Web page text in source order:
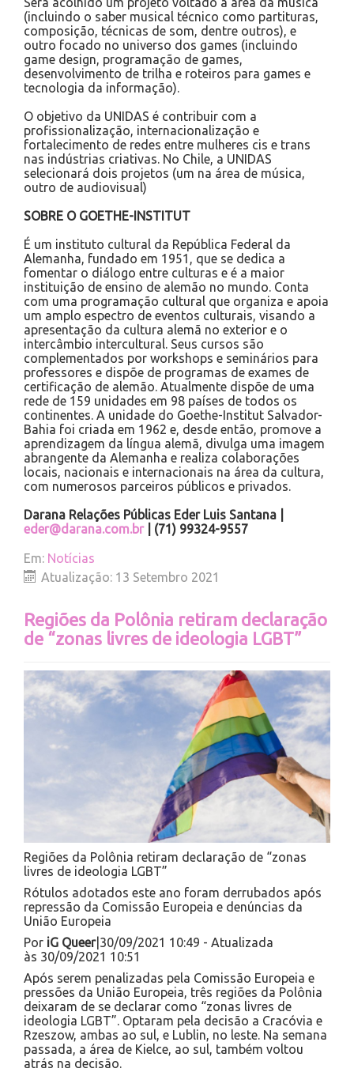
(incluindo o saber musical técnico como partituras,
composição, técnicas de som, dentre outros), e
outro focado no universo dos games (incluindo
game design, programação de games,
desenvolvimento de trilha e roteiros para games e
tecnologia da informação).
O objetivo da UNIDAS é contribuir com a
profissionalização, internacionalização e
fortalecimento de redes entre mulheres cis e trans
nas indústrias criativas. No Chile, a UNIDAS
selecionará dois projetos (um na área de música,
outro de audiovisual)
SOBRE O GOETHE-INSTITUT
É um instituto cultural da República Federal da
Alemanha, fundado em 1951, que se dedica a
fomentar o diálogo entre culturas e é a maior
instituição de ensino de alemão no mundo. Conta
com uma programação cultural que organiza e apoia
um amplo espectro de eventos culturais, visando a
apresentação da cultura alemã no exterior e o
intercâmbio intercultural. Seus cursos são
complementados por workshops e seminários para
professores e dispõe de programas de exames de
certificação de alemão. Atualmente dispõe de uma
rede de 159 unidades em 98 países de todos os
continentes. A unidade do Goethe-Institut Salvador-
Bahia foi criada em 1962 e, desde então, promove a
aprendizagem da língua alemã, divulga uma imagem
abrangente da Alemanha e realiza colaborações
locais, nacionais e internacionais na área da cultura,
com numerosos parceiros públicos e privados.
Darana Relações Públicas Eder Luis Santana |
eder@darana.com.br| (71) 99324-9557
Em: Notícias
Atualização: 13 Setembro 2021
Regiões da Polônia retiram declaração
de “zonas livres de ideologia LGBT”
Regiões da Polônia retiram declaração de “zonas
livres de ideologia LGBT”
Rótulos adotados este ano foram derrubados após
repressão da Comissão Europeia e denúncias da
União Europeia
Por iG Queer|30/09/2021 10:49 - Atualizada
às 30/09/2021 10:51
Após serem penalizadas pela Comissão Europeia e
pressões da União Europeia, três regiões da Polônia
deixaram de se declarar como “zonas livres de
ideologia LGBT”. Optaram pela decisão a Cracóvia e
Rzeszow, ambas ao sul, e Lublin, no leste. Na semana
passada, a área de Kielce, ao sul, também voltou
atrás na decisão.